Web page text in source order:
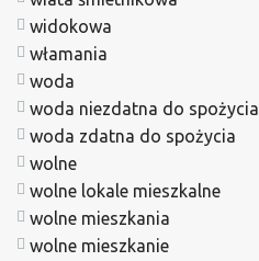
widokowa
włamania
woda
woda niezdatna do spożycia
woda zdatna do spożycia
wolne
wolne lokale mieszkalne
wolne mieszkania
wolne mieszkanie